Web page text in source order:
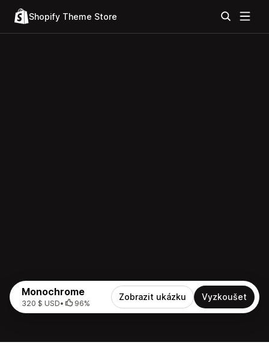
Shopify Theme Store
Monochrome
320 $ USD• 96%
Zobrazit ukázku Vyzkoušet